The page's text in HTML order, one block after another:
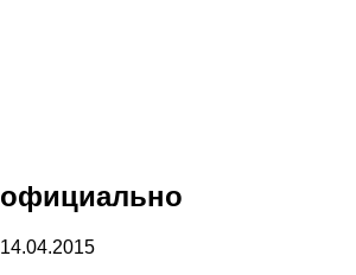
официально
14.04.2015